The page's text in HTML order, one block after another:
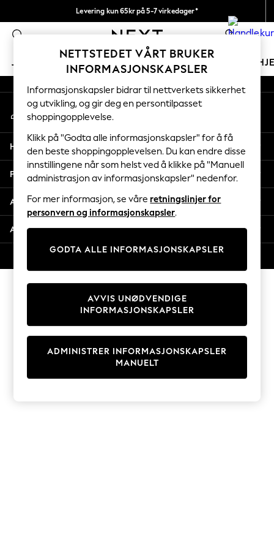
Levering kun 65kr på 5-7 virkedager*
Vi betaler alle tollavgifter 0
JENTER GUTTER BABY KVINNER
GIRLS
New In
50 - 92cm
98 - 110cm
116 - 134cm
140 - 174cm
Trending: Top & Short Sets
Trending: Clogs
Toy Story
THE SET
Coats & Jackets
Sweatshirts & Hoodies
Knitwear
Cardigans
Dresses
Sets & Outfits
T-Shirts
An error occurred on client
Våre sosiale nettverk
Min konto
Logg inn på kontoen din
Hjelp
Personvern & Juridisk
Avdelinger
Andre tjenester
NETTSTEDET VÅRT BRUKER
INFORMASJONSKAPSLER
Informasjonskapsler bidrar til nettverkets sikkerhet
og utvikling, og gir deg en persontilpasset
shoppingopplevelse.
Klikk på "Godta alle informasjonskapsler" for å få
den beste shoppingopplevelsen. Du kan endre disse
innstillingene når som helst ved å klikke på "Manuell
administrasjon av informasjonskapsler" nedenfor.
For mer informasjon, se våre retningslinjer for
personvern og informasjonskapsler.
GODTA ALLE INFORMASJONSKAPSLER
ADMINISTRER INFORMASJONSKAPSLER
MANUELT
AVVIS UNØDVENDIGE
INFORMASJONSKAPSLER